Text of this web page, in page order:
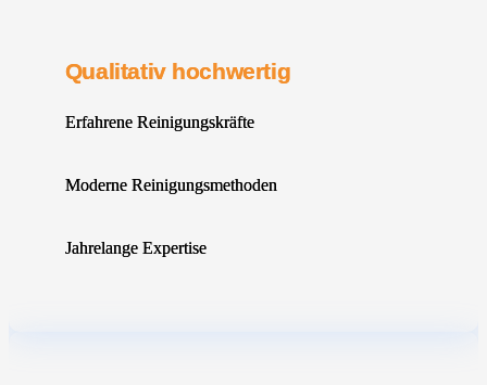
Qualitativ hochwertig
Erfahrene Reinigungskräfte
Moderne Reinigungsmethoden
Jahrelange Expertise